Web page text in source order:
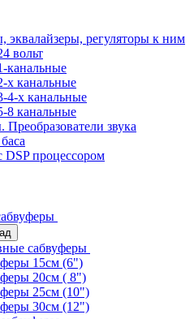
эквалайзеры, регуляторы к ним
вольт
канальные
х канальные
4-х канальные
8 канальные
Преобразователи звука
DSP процессором
сабвуферы
15см (6")
20см ( 8")
25см (10")
30см (12")